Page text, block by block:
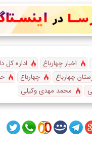
اخبار چهارباغ اداره کل
چهارباغ
چهارباغ
محمد مهدی وکیلی